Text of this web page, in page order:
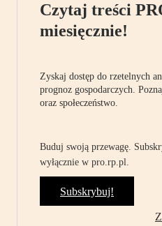
Czytaj treści
miesięcznie!
Zyskaj dostęp do rzetelnych
prognoz gospodarczych.
oraz społeczeństwo.
Buduj swoją przewagę.
wyłącznie w pro.rp.pl.
Subskrybuj!